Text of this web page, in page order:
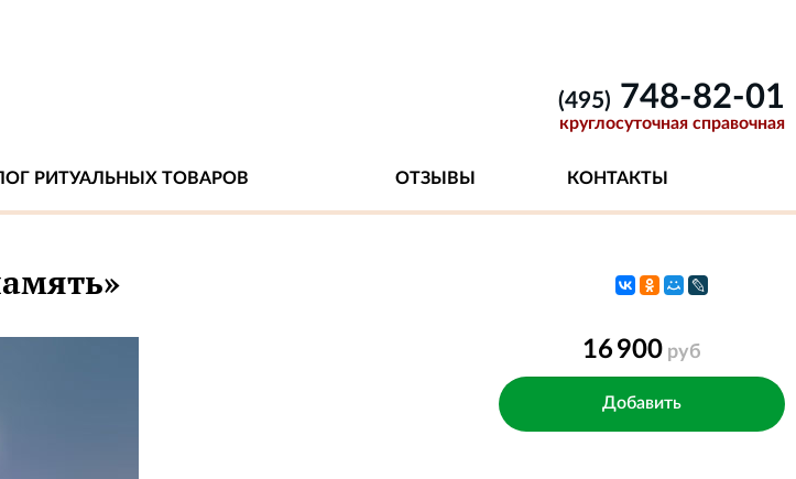
РИТУАЛЬНЫХ ТОВАРОВ ОТЗЫВЫ КОНТАКТЫ
(495) 748-82-01
круглосуточная справочная
16 900 руб